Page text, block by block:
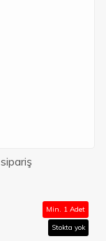
sipariş
Min. 1 Adet
Stokta yok